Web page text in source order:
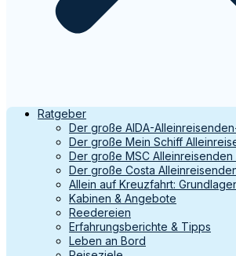
Ratgeber
Der große AIDA-
Der große Mein Schiff
Der große MSC Alleinreisenden
Der große Costa
Allein auf Kreuzfahrt:
Kabinen & Angebote
Reedereien
Erfahrungsberichte & Tipps
Leben an Bord